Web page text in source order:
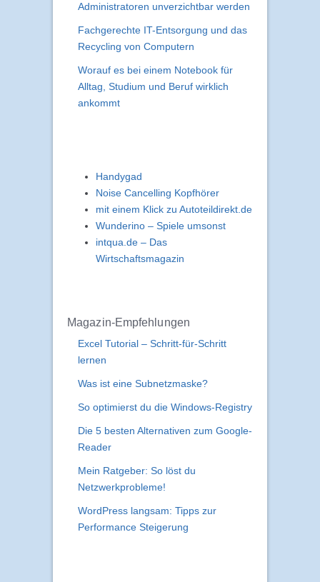
Administratoren unverzichtbar werden
Fachgerechte IT-Entsorgung und das
Recycling von Computern
Worauf es bei einem Notebook für
Alltag, Studium und Beruf wirklich
ankommt
Handygad
Noise Cancelling Kopfhörer
mit einem Klick zu Autoteildirekt.de
Wunderino – Spiele umsonst
intqua.de – Das
Wirtschaftsmagazin
Magazin-Empfehlungen
Excel Tutorial – Schritt-für-Schritt
lernen
Was ist eine Subnetzmaske?
So optimierst du die Windows-Registry
Die 5 besten Alternativen zum Google-
Reader
Mein Ratgeber: So löst du
Netzwerkprobleme!
WordPress langsam: Tipps zur
Performance Steigerung